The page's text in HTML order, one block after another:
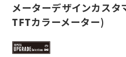
メーターデザインカス
TFTカラーメーター)